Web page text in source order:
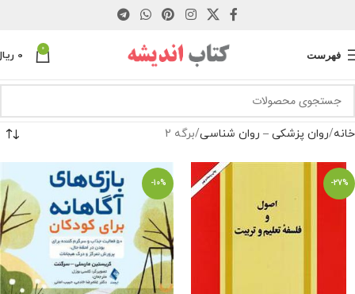
فهرست 0
0
خانه روان پزشکی – روان شناسی برگه 2
-27%
-10%